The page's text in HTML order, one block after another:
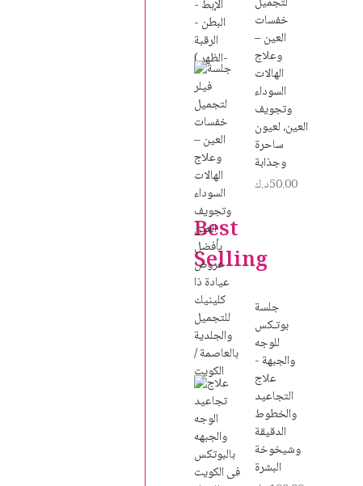
خفسات
العين –
وعلاج
الهالات
السوداء
وتجويف
العين، لعيون
ساحرة
وجذابة
50.00د.ك
Best
Selling
جلسة
بوتـكس
للوجه
والجبهة -
علاج
التجاعيد
والخطوط
الدقيقة
وشيخوخة
البشرة